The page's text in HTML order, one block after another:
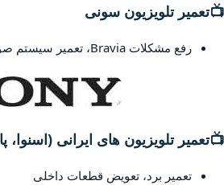
📺تعمیر تلویزیون سونی
رفع مشکلات Bravia، تعمیر سیستم صوتی
📺تعمیر تلویزیون های ایرانی
تعمیر برد، تعویض قطعات داخلی